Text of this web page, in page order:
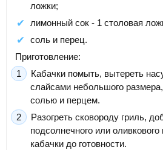
ложки;
лимонный сок - 1 столовая
соль и перец.
Приготовление:
Кабачки помыть, вытереть
слайсами небольшого
солью и перцем.
Разогреть сковороду гриль,
подсолнечного или
кабачки до готовности.